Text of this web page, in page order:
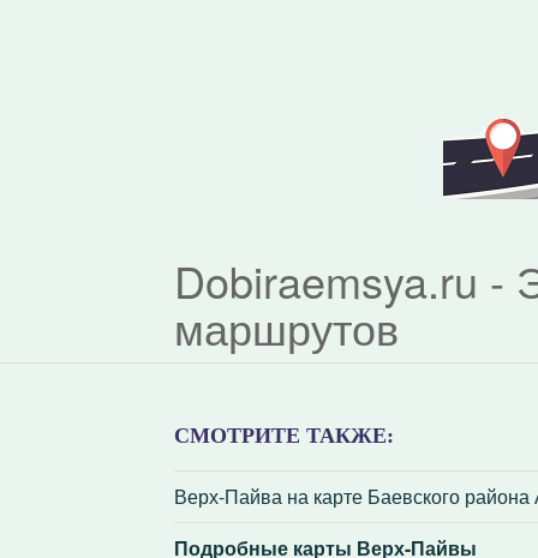
Dobiraemsya.ru -
маршрутов
СМОТРИТЕ ТАКЖЕ:
Верх-Пайва на карте Баевского района
Подробные карты Верх-Пайвы